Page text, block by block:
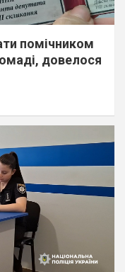
помічником
довелося